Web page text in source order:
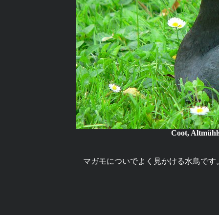
Coot,
マガモについでよく見かける水鳥で